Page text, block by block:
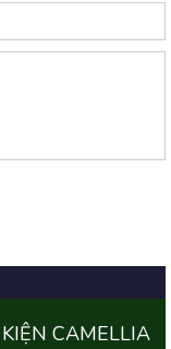
CAMELLIA